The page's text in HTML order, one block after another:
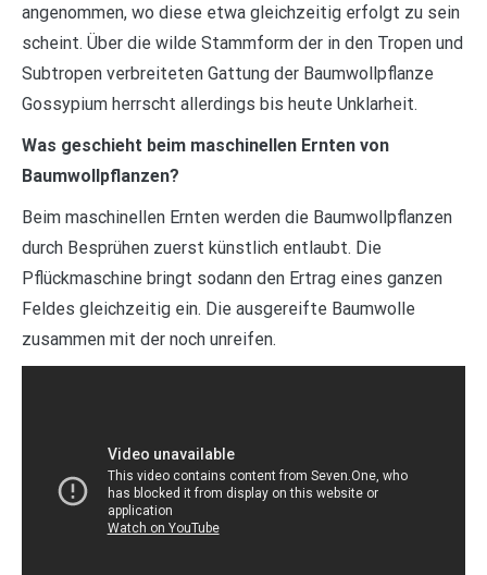
angenommen, wo diese etwa gleichzeitig erfolgt zu sein
scheint. Über die wilde Stammform der in den Tropen und
Subtropen verbreiteten Gattung der Baumwollpflanze
Gossypium herrscht allerdings bis heute Unklarheit.
Was geschieht beim maschinellen Ernten von
Baumwollpflanzen?
Beim maschinellen Ernten werden die Baumwollpflanzen
durch Besprühen zuerst künstlich entlaubt. Die
Pflückmaschine bringt sodann den Ertrag eines ganzen
Feldes gleichzeitig ein. Die ausgereifte Baumwolle
zusammen mit der noch unreifen.